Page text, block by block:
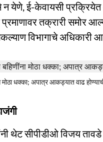
येणे, ई-केवायसी
तक्रारी समोर
विभागाचे
धक्का; अपात्र आकड्यात वाढ
थेट सीपीडीओ विजय तावडे